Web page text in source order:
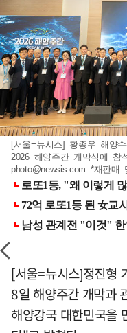
[서울=뉴시스] 황종우 해양
2026 해양주간 개막식에 참
photo@newsis.com *재판매
[서울=뉴시스]정진형
8일 해양주간 개막과
해양강국 대한민국을